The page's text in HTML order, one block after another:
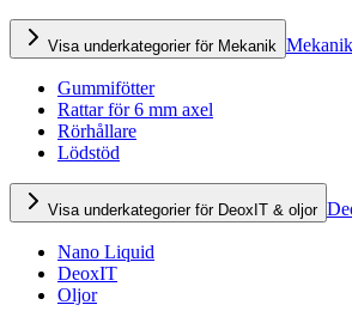
Visa underkategorier för Mekanik Mekanik
Gummifötter
Rattar för 6 mm axel
Rörhållare
Lödstöd
Visa underkategorier för DeoxIT & oljor
Nano Liquid
DeoxIT
Oljor